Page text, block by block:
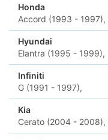
Honda
Accord (1993 - 1997),
Hyundai
Elantra (1995 - 1999),
Infiniti
G (1991 - 1997),
Kia
Cerato (2004 - 2008),